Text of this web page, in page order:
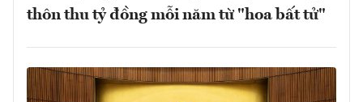
thôn thu tỷ đồng mỗi năm từ "hoa bất tử"